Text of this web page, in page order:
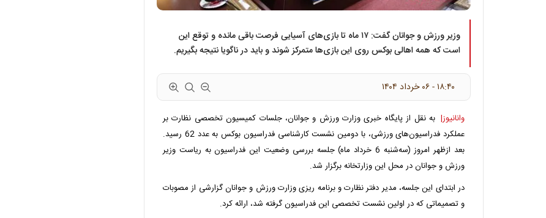
وزیر ورزش و جوانان گفت: ۱۷ ماه تا بازی‌های آسیایی فرصت باقی مانده و توقع این
است که همه اهالی بوکس روی این بازی‌ها متمرکز شوند و باید در ناگویا نتیجه بگیریم.
۱۸:۴۰ - ۰۶ خرداد ۱۴۰۴
وانانیوز| به نقل از پایگاه خبری وزارت ورزش و جوانان، جلسات کمیسیون تخصصی نظارت بر
عملکرد فدراسیون‌های ورزشی، با دومین نشست کارشناسی فدراسیون بوکس به عدد 62 رسید.
بعد ازظهر امروز (سه‌شنبه 6 خرداد ماه) جلسه بررسی وضعیت این فدراسیون به ریاست وزیر
ورزش و جوانان در محل این وزارتخانه برگزار شد.
در ابتدای این جلسه، مدیر دفتر نظارت و برنامه ریزی وزارت ورزش و‌ جوانان گزارشی از مصوبات
و تصمیماتی که در اولین نشست تخصصی این فدراسیون گرفته شد، ارائه کرد.